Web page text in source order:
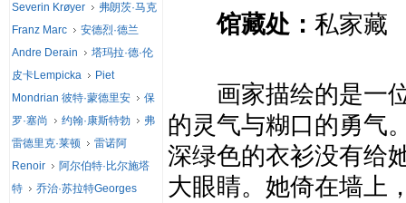
馆藏处： 私家藏
画家描绘的是一位
的灵气与糊口的勇气
深绿色的衣衫没有给
大眼睛。她倚在墙上
Severin Krøyer
弗朗茨·马克
Franz Marc
安德烈·德兰
Andre Derain
塔玛拉·德·伦
皮卡Lempicka
Piet
Mondrian 彼特·蒙德里安
保
罗·塞尚
约翰·康斯特勃
弗
雷德里克·莱顿
雷诺阿
Renoir
阿尔伯特·比尔施塔
特
乔治·苏拉特Georges